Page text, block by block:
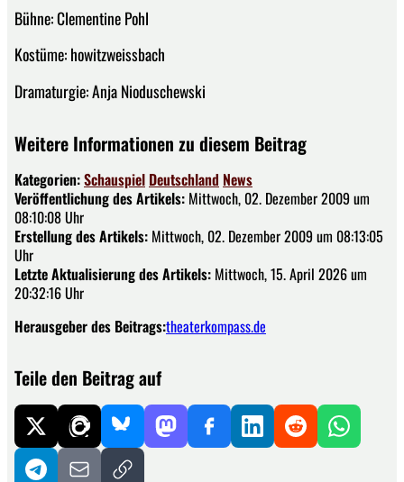
Bühne: Clementine Pohl
Kostüme: howitzweissbach
Dramaturgie: Anja Nioduschewski
Weitere Informationen zu diesem Beitrag
Kategorien:Schauspiel Deutschland News
Veröffentlichung des Artikels: Mittwoch, 02. Dezember 2009 um
08:10:08 Uhr
Erstellung des Artikels: Mittwoch, 02. Dezember 2009 um 08:13:05
Uhr
Letzte Aktualisierung des Artikels: Mittwoch, 15. April 2026 um
20:32:16 Uhr
Herausgeber des Beitrags:theaterkompass.de
Teile den Beitrag auf